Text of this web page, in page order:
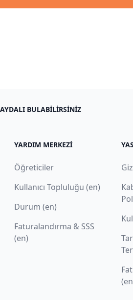
BULABILIRSINIZ
YARDIM MERKEZI
Öğreticiler
Kullanıcı Topluluğu (en)
Durum (en)
Faturalandırma & SSS
(en)